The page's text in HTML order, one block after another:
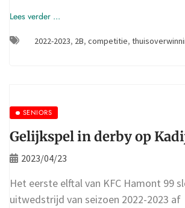
Lees verder ...
2022-2023, 2B, competitie,
SENIORS
Gelijkspel in derby op
2023/04/23
Het eerste elftal van KFC Hamont 99
uitwedstrijd van seizoen 2022-2023 af